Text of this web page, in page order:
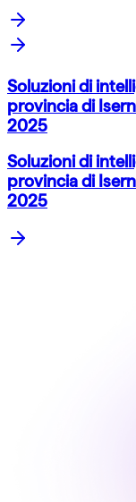
Soluzioni di
provincia di
2025
Soluzioni di
provincia di
2025